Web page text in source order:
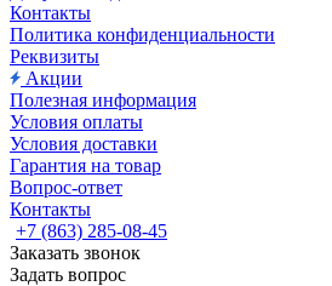
Контакты
Политика конфиденциальности
Реквизиты
Акции
Полезная информация
Условия оплаты
Условия доставки
Гарантия на товар
Вопрос-ответ
Контакты
+7 (863) 285-08-45
Заказать звонок
Задать вопрос